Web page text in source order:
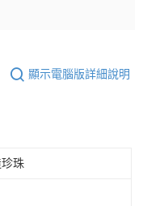
顯示電腦版詳細說明
珠